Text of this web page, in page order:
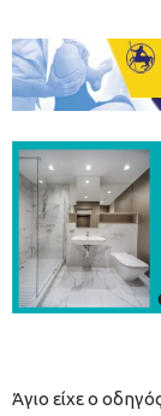
Άγιο είχε ο